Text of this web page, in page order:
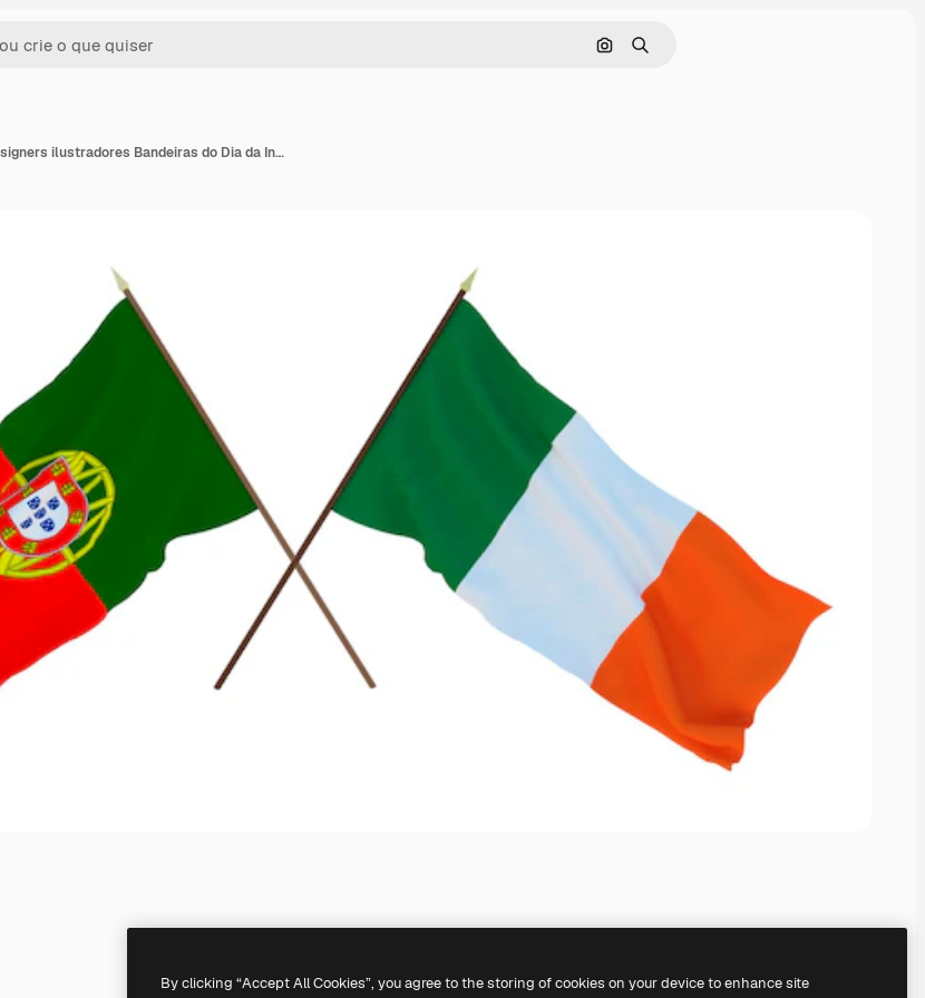
Pesquisar por imagem
Buscar
Renderização 3D de fundo para designers ilustradores Bandeiras do Dia da Independência Nacional Portugal e Irlanda
By clicking “Accept All Cookies”, you agree to the storing of cookies on your device to enhance site